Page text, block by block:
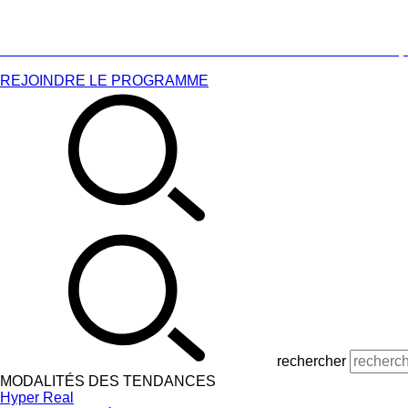
REJOINDRE LE PROGRAMME
rechercher
MODALITÉS DES TENDANCES
Hyper Real